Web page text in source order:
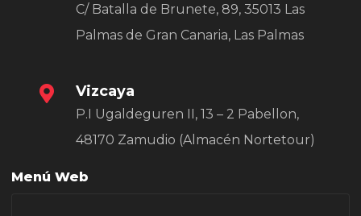
C/ Batalla de Brunete, 89, 35013 Las
Palmas de Gran Canaria, Las Palmas
Vizcaya
P.I Ugaldeguren II, 13 – 2 Pabellon,
48170 Zamudio (Almacén Nortetour)
Menú Web